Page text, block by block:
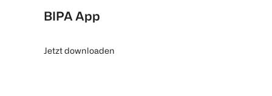
BIPA App
Jetzt downloaden